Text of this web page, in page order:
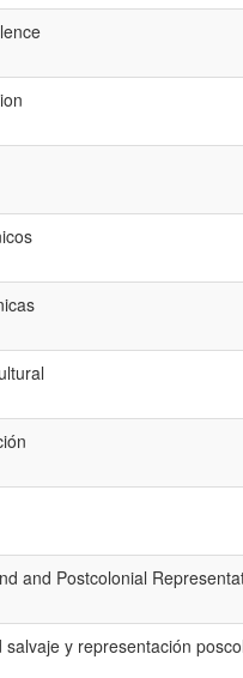
and Postcolonial
salvaje y representación